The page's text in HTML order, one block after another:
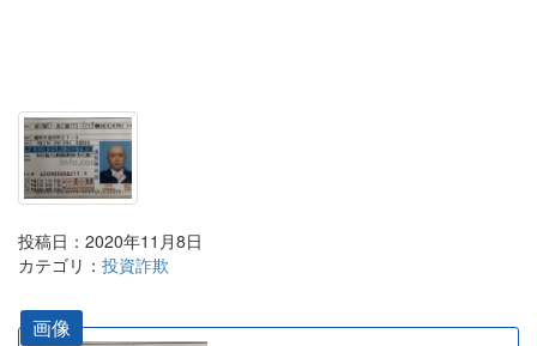
投稿日：2020年11月8日
カテゴリ： 投資詐欺
画像